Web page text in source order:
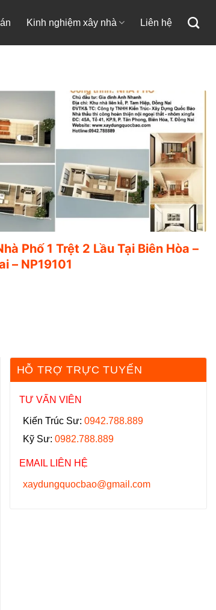
Kinh nghiệm xây nhà Liên hệ
Phố 1 Trệt 2 Lầu Tại Biên Hòa –
– NP19101
HỖ TRỢ TRỰC TUYẾN
TƯ VẤN VIÊN
Kiến Trúc Sư: 0942.788.889
Kỹ Sư: 0982.788.889
EMAIL LIÊN HỆ
xaydungquocbao@gmail.com